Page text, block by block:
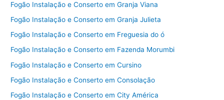
Fogão Instalação e Conserto em Granja Viana
Fogão Instalação e Conserto em Granja Julieta
Fogão Instalação e Conserto em Freguesia do ó
Fogão Instalação e Conserto em Fazenda Morumbi
Fogão Instalação e Conserto em Cursino
Fogão Instalação e Conserto em Consolação
Fogão Instalação e Conserto em City América